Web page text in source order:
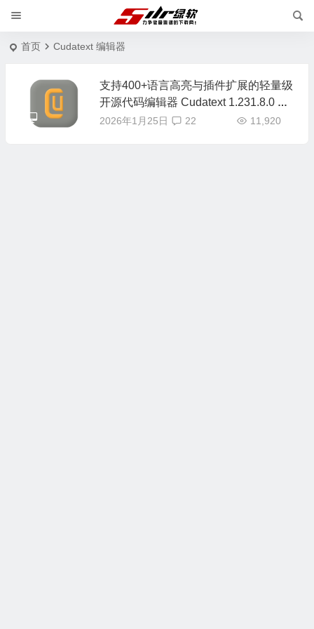
首页 Cudatext 编辑器
支持400+语言高亮与插件扩展的轻量级
开源代码编辑器 Cudatext 1.231.8.0 中
文版
2026年1月25日 11,920
22